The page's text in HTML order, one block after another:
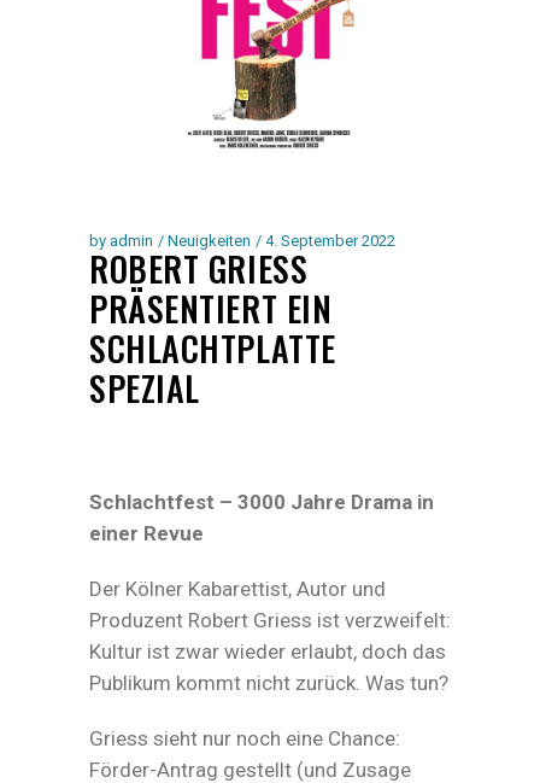
by admin Neuigkeiten 4. September 2022
ROBERT GRIESS
PRÄSENTIERT EIN
SCHLACHTPLATTE
SPEZIAL
Schlachtfest – 3000 Jahre Drama in
einer Revue
Der Kölner Kabarettist, Autor und
Produzent Robert Griess ist verzweifelt:
Kultur ist zwar wieder erlaubt, doch das
Publikum kommt nicht zurück. Was tun?
Griess sieht nur noch eine Chance:
Förder-Antrag gestellt (und Zusage